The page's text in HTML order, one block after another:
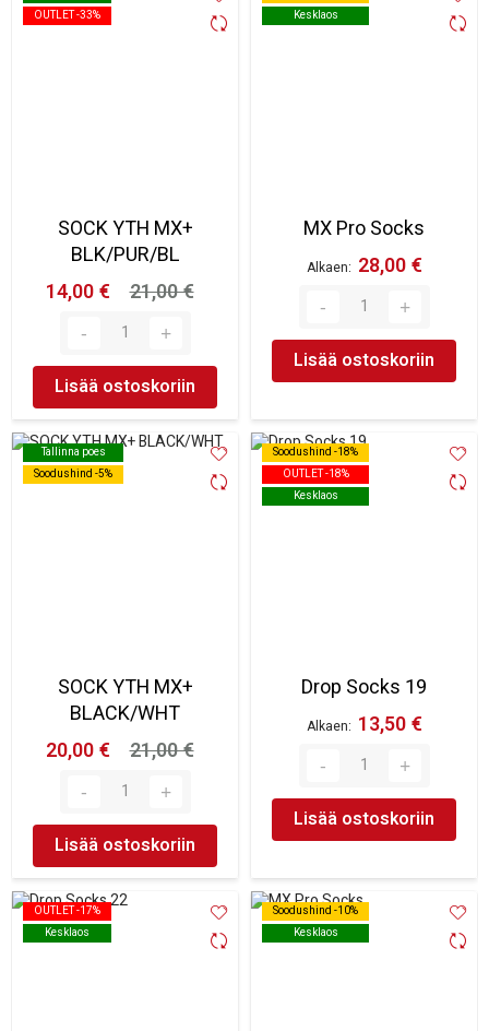
OUTLET -33%
OUTLET -33%
SOCK YTH MX+
BLK/PUR/BL
14,00 €
21,00 €
Lisää ostoskoriin
Kesklaos
Kesklaos
MX Pro Socks
Alkaen 28,00 €
Lisää ostoskoriin
Tallinna poes
Soodushind -5%
Tallinna poes
Soodushind -5%
SOCK YTH MX+
BLACK/WHT
20,00 €
21,00 €
Lisää ostoskoriin
Soodushind -18%
OUTLET -18%
Kesklaos
Soodushind -18%
OUTLET -18%
Kesklaos
Drop Socks 19
Alkaen 13,50 €
Lisää ostoskoriin
OUTLET -17%
Kesklaos
OUTLET -17%
Kesklaos
Soodushind -10%
Kesklaos
Soodushind -10%
Kesklaos